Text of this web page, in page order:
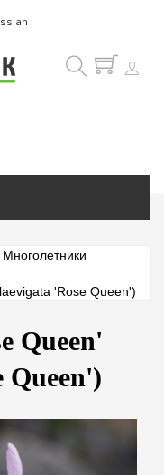
Многолетники
'Rose Queen')
Queen'
Queen')